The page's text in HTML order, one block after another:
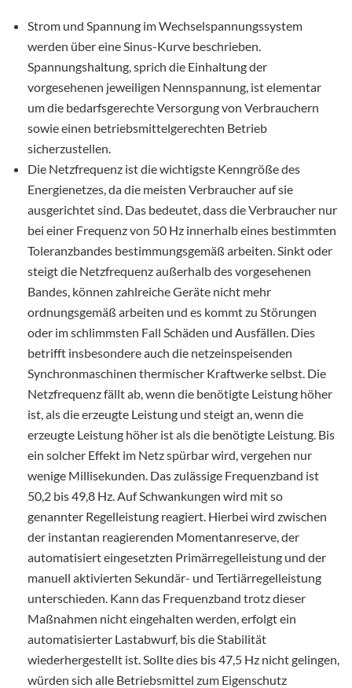
Strom und Spannung im Wechselspannungssystem
werden über eine Sinus-Kurve beschrieben.
Spannungshaltung, sprich die Einhaltung der
vorgesehenen jeweiligen Nennspannung, ist elementar
um die bedarfsgerechte Versorgung von Verbrauchern
sowie einen betriebsmittelgerechten Betrieb
sicherzustellen.
Die Netzfrequenz ist die wichtigste Kenngröße des
Energienetzes, da die meisten Verbraucher auf sie
ausgerichtet sind. Das bedeutet, dass die Verbraucher nur
bei einer Frequenz von 50 Hz innerhalb eines bestimmten
Toleranzbandes bestimmungsgemäß arbeiten. Sinkt oder
steigt die Netzfrequenz außerhalb des vorgesehenen
Bandes, können zahlreiche Geräte nicht mehr
ordnungsgemäß arbeiten und es kommt zu Störungen
oder im schlimmsten Fall Schäden und Ausfällen. Dies
betrifft insbesondere auch die netzeinspeisenden
Synchronmaschinen thermischer Kraftwerke selbst. Die
Netzfrequenz fällt ab, wenn die benötigte Leistung höher
ist, als die erzeugte Leistung und steigt an, wenn die
erzeugte Leistung höher ist als die benötigte Leistung. Bis
ein solcher Effekt im Netz spürbar wird, vergehen nur
wenige Millisekunden. Das zulässige Frequenzband ist
50,2 bis 49,8 Hz. Auf Schwankungen wird mit so
genannter Regelleistung reagiert. Hierbei wird zwischen
der instantan reagierenden Momentanreserve, der
automatisiert eingesetzten Primärregelleistung und der
manuell aktivierten Sekundär- und Tertiärregelleistung
unterschieden. Kann das Frequenzband trotz dieser
Maßnahmen nicht eingehalten werden, erfolgt ein
automatisierter Lastabwurf, bis die Stabilität
wiederhergestellt ist. Sollte dies bis 47,5 Hz nicht gelingen,
würden sich alle Betriebsmittel zum Eigenschutz